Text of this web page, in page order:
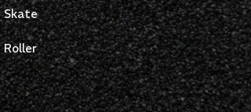
Skate
Roller